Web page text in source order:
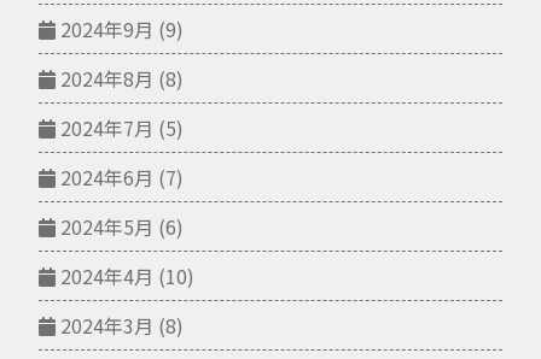
2024年9月 (9)
2024年8月 (8)
2024年7月 (5)
2024年6月 (7)
2024年5月 (6)
2024年4月 (10)
2024年3月 (8)